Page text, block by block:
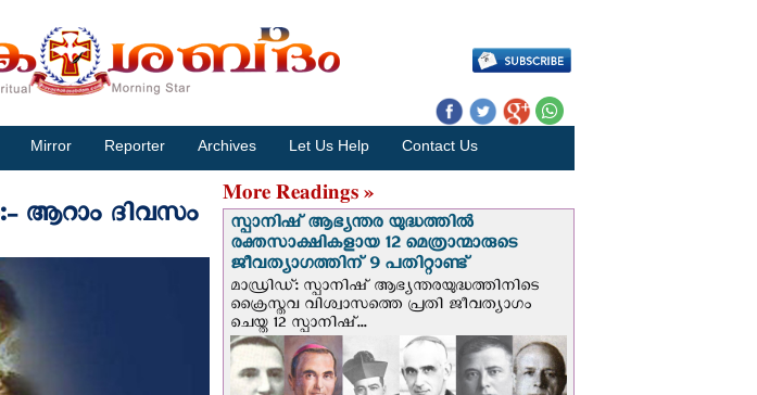
Mirror Reporter Archives Let Us Help Contact Us
ദിവസം
More Readings »
സ്പാനിഷ് ആഭ്യന്തര യുദ്ധത്തില്‍
രക്തസാക്ഷികളായ 12 മെത്രാന്മാരുടെ
ജീവത്യാഗത്തിന് 9 പതിറ്റാണ്ട്
മാഡ്രിഡ്: സ്പാനിഷ് ആഭ്യന്തരയുദ്ധത്തിനിടെ
ക്രൈസ്തവ വിശ്വാസത്തെ പ്രതി ജീവത്യാഗം
ചെയ്ത 12 സ്പാനിഷ്...